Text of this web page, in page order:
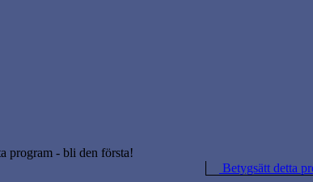
program - bli den första!
Betygsätt detta